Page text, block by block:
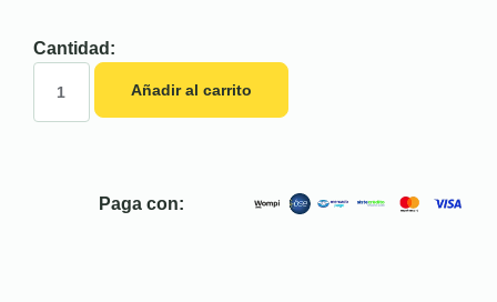
Cantidad:
Añadir al carrito
Paga con: